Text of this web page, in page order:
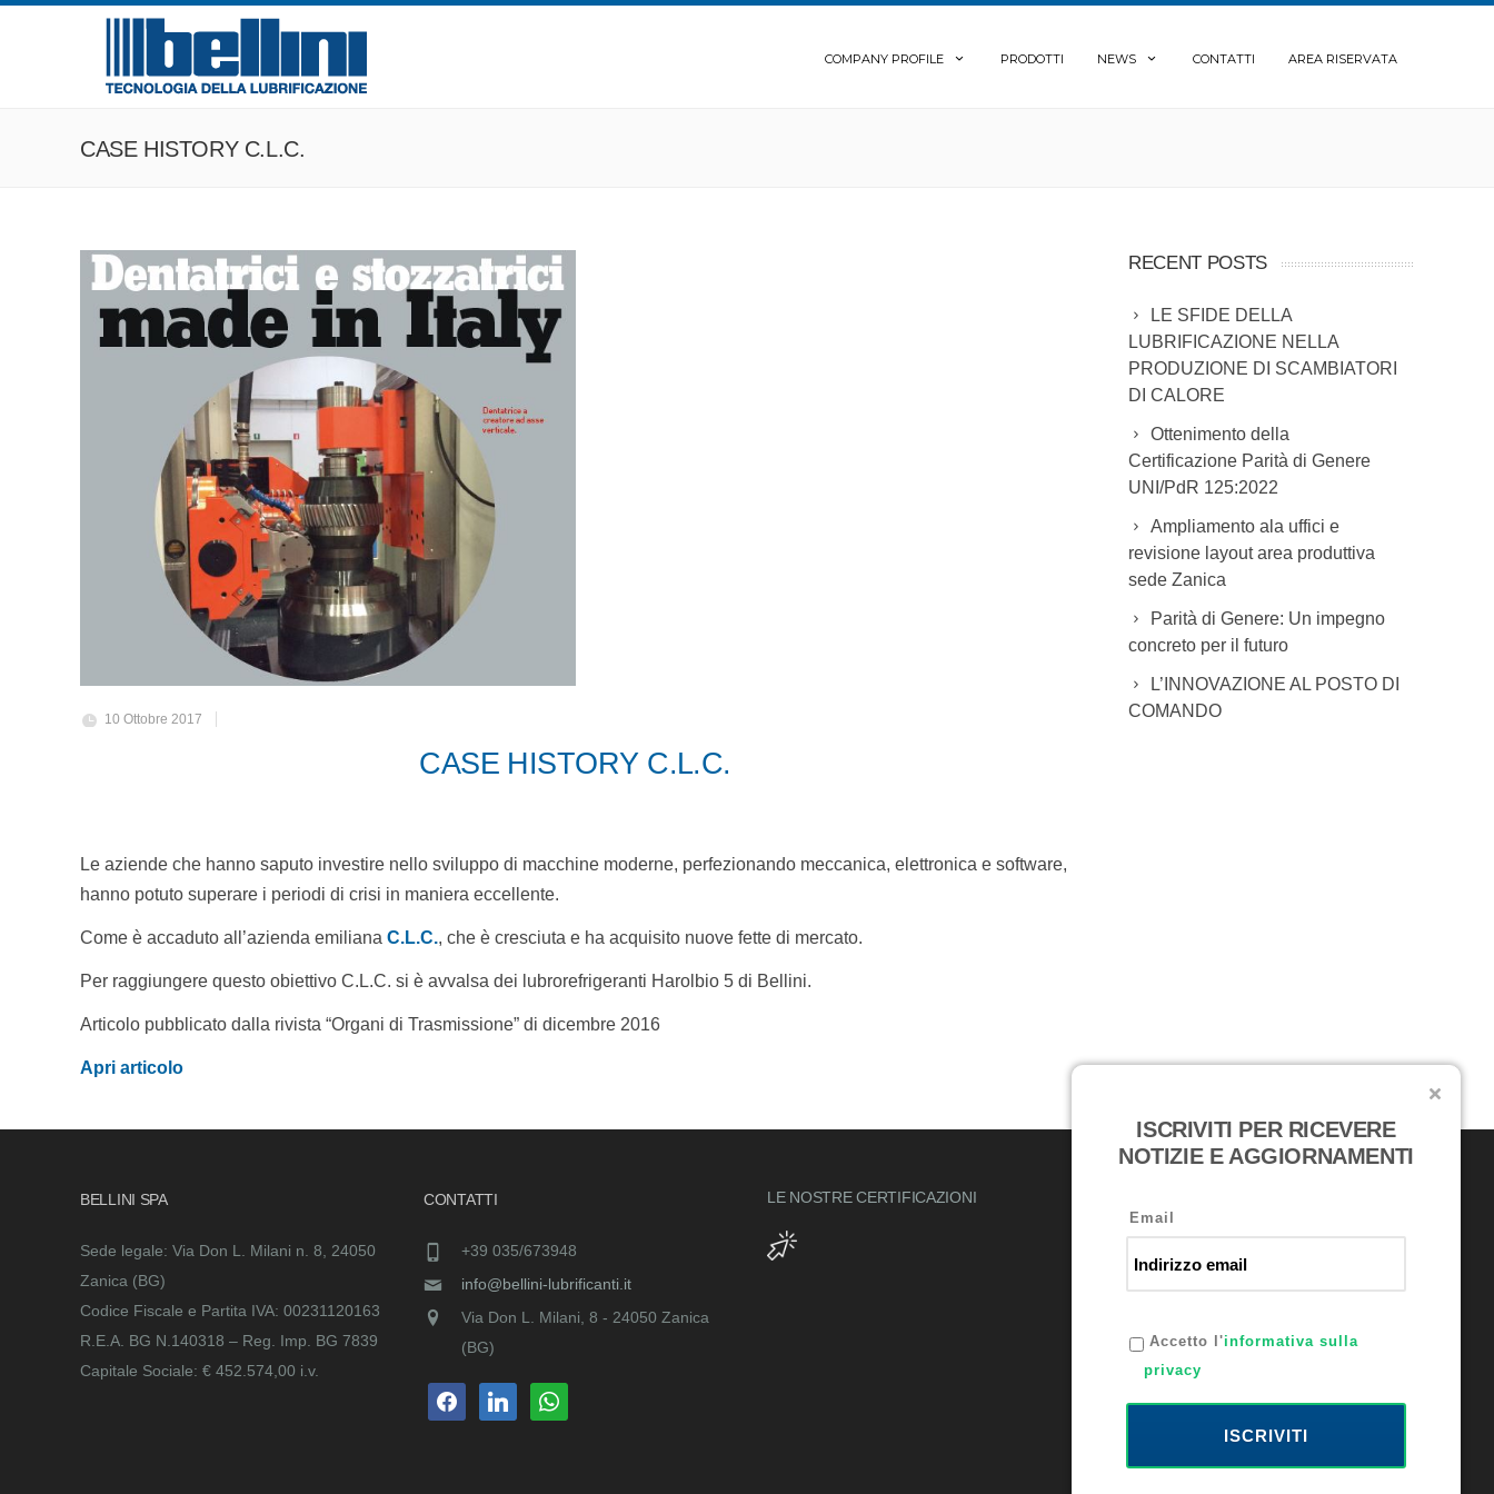
COMPANY PROFILE PRODOTTI NEWS CONTATTI AREA RISERVATA
CASE HISTORY C.L.C.
10 Ottobre 2017
CASE HISTORY C.L.C.
Le aziende che hanno saputo investire nello sviluppo di macchine moderne, perfezionando meccanica, elettronica e software,
hanno potuto superare i periodi di crisi in maniera eccellente.
Come è accaduto all’azienda emiliana C.L.C., che è cresciuta e ha acquisito nuove fette di mercato.
Per raggiungere questo obiettivo C.L.C. si è avvalsa dei lubrorefrigeranti Harolbio 5 di Bellini.
Articolo pubblicato dalla rivista “Organi di Trasmissione” di dicembre 2016
Apri articolo
RECENT POSTS
LE SFIDE DELLA
LUBRIFICAZIONE NELLA
PRODUZIONE DI SCAMBIATORI
DI CALORE
Ottenimento della
Certificazione Parità di Genere
UNI/PdR 125:2022
Ampliamento ala uffici e
revisione layout area produttiva
sede Zanica
Parità di Genere: Un impegno
concreto per il futuro
L’INNOVAZIONE AL POSTO DI
COMANDO
BELLINI SPA
Sede legale: Via Don L. Milani n. 8, 24050
Zanica (BG)
Codice Fiscale e Partita IVA: 00231120163
R.E.A. BG N.140318 – Reg. Imp. BG 7839
Capitale Sociale: € 452.574,00 i.v.
CONTATTI
+39 035/673948
info@bellini-lubrificanti.it
Via Don L. Milani, 8 - 24050 Zanica
(BG)
facebooklinkedin whatsapp
LE NOSTRECERTIFICAZIONI
ISCRIVITI PER RICEVERE
NOTIZIE E AGGIORNAMENTI
Email
Accetto l'informativa sulla
privacy
ISCRIVITI